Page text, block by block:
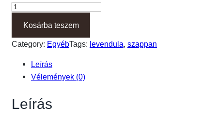
L
e
á
Kosárba teszem
Category: EgyébTags: levendula, szappan
Leírás
Vélemények (0)
Leírás